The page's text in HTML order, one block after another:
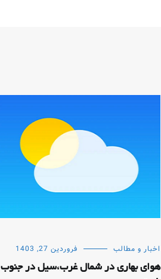
اخبار و مطالب فروردین 27, 1403
هوای بهاری در شمال غرب،سیل در جنوب